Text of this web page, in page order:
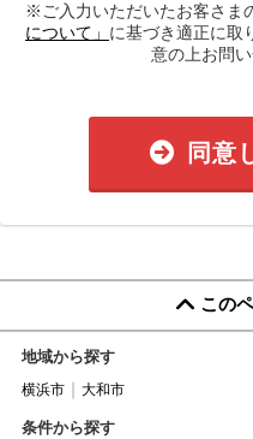
※ご入力いただいたお客さま
について」 に基づき適正に取
意の上お問い
同意
この
地域から探す
横浜市 大和市
条件から探す